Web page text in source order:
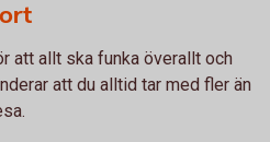
att allt ska funka överallt och
att du alltid tar med fler än